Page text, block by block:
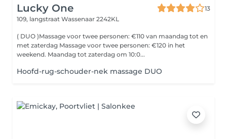
Lucky One
13
109, langstraat Wassenaar 2242KL
( DUO )Massage voor twee personen: €110 van maandag tot en
met zaterdag Massage voor twee personen: €120 in het
weekend. Maandag tot zaterdag om 10:0...
Hoofd-rug-schouder-nek massage DUO